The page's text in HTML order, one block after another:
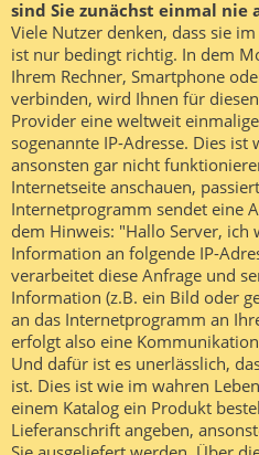
sind Sie zunächst einmal nie
Viele Nutzer denken, dass sie
ist nur bedingt richtig. In dem
Ihrem Rechner, Smartphone
verbinden, wird Ihnen für
Provider eine weltweit
sogenannte IP-Adresse. Dies
ansonsten gar nicht
Internetseite anschauen,
Internetprogramm sendet eine
dem Hinweis: "Hallo Server, ich
Information an folgende IP-
verarbeitet diese Anfrage und
Information (z.B. ein Bild oder
an das Internetprogramm an
erfolgt also eine
Und dafür ist es unerlässlich,
ist. Dies ist wie im wahren
einem Katalog ein Produkt
Lieferanschrift angeben,